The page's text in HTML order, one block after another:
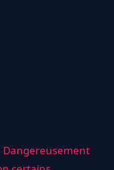
Dangereusement